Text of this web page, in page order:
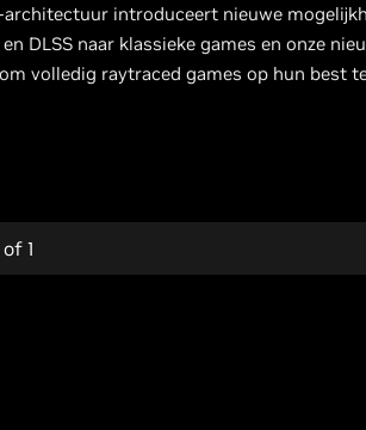
architectuur introduceert nieuwe
DLSS naar klassieke games en onze
volledig raytraced games op hun best
of 1